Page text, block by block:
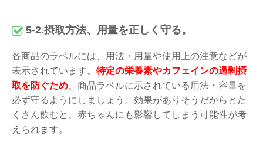
5-2.摂取方法、用量を正しく守る。
各商品のラベルには、用法・用量や使用上の注意などが
表示されています。 特定の栄養素やカフェインの過剰摂
取を防ぐため 、商品ラベルに示されている用法・容量を
必ず守るようにしましょう。効果がありそうだからとた
くさん飲むと、赤ちゃんにも影響してしまう可能性が考
えられます。